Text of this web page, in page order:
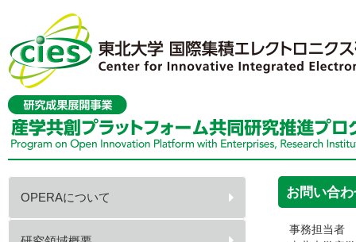
お問い合
事務担当者
OPERAについて